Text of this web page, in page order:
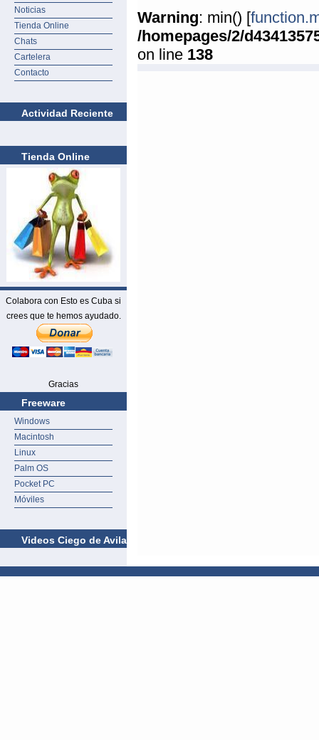
Noticias
Tienda Online
Chats
Cartelera
Contacto
Actividad Reciente
Tienda Online
Colabora con Esto es Cuba si
crees que te hemos ayudado.
Gracias
Freeware
Windows
Macintosh
Linux
Palm OS
Pocket PC
Móviles
Videos Ciego de Avila
Warning: min() [
/homepages/2/
on line 138